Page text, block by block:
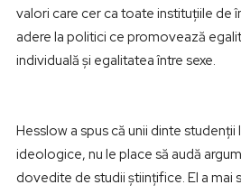
valori care cer ca toate instituţiile de
adere la politici ce promovează
individuală şi egalitatea între sexe.
Hesslow a spus că unii dinte studenţii
ideologice, nu le place să audă
dovedite de studii ştiinţifice. El a mai